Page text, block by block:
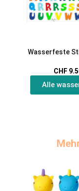
Wasserfeste
CHF
Alle